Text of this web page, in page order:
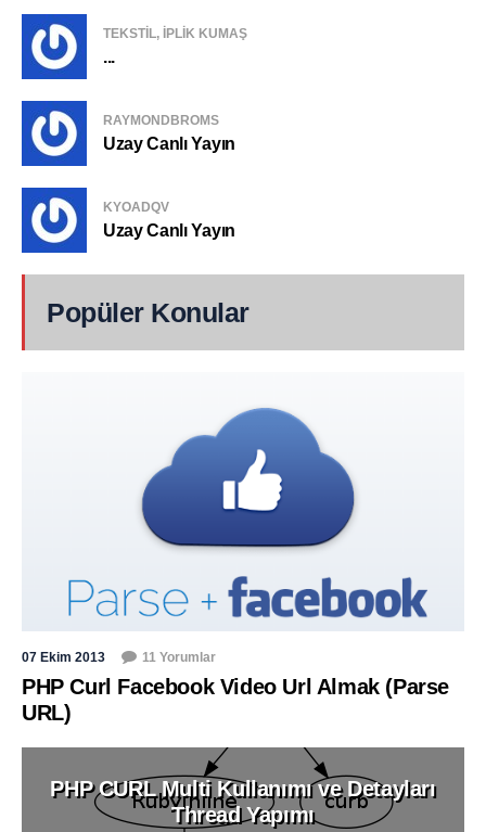
TEKSTIL, IPLIK KUMAŞ
...
RAYMONDBROMS
Uzay Canlı Yayın
KYOADQV
Uzay Canlı Yayın
Popüler Konular
07 Ekim 2013 11 Yorumlar
PHP Curl Facebook Video Url Almak (Parse
URL)
PHP CURL Multi Kullanımı ve Detayları
Thread Yapımı